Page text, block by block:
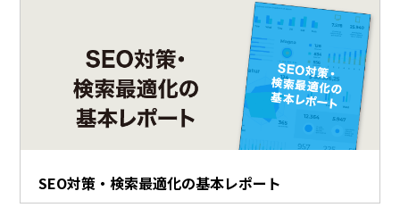
SEO対策・検索最適化の基本レポート